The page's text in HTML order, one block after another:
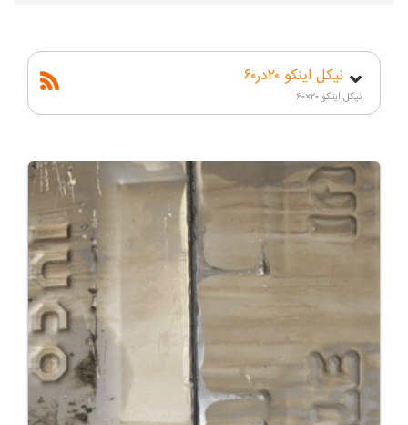
درباره
مقالات
نیکل اینکو ۲۰در۶۰
نیکل اینکو ۲۰×۶۰